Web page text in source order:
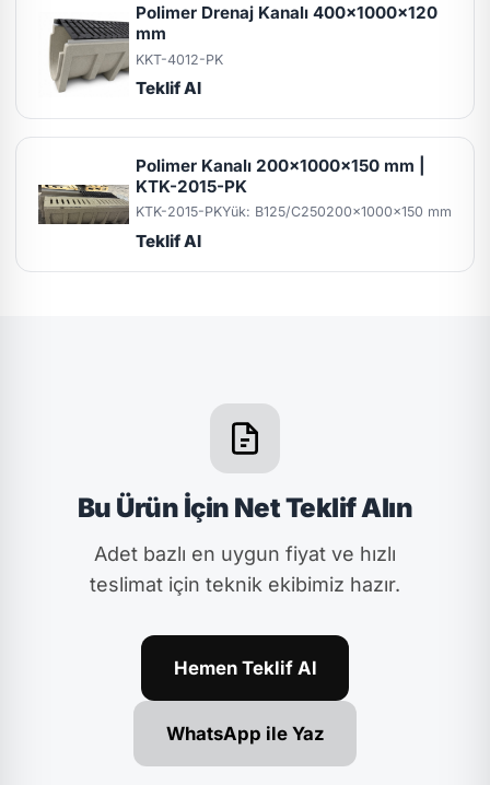
Polimer Drenaj Kanalı 400x1000x120
mm
KKT-4012-PK
Teklif Al
Polimer Kanalı 200x1000x150 mm |
KTK-2015-PK
KTK-2015-PKYük: B125/C250200x1000x150 mm
Teklif Al
Bu Ürün İçin Net Teklif Alın
Adet bazlı en uygun fiyat ve hızlı
teslimat için teknik ekibimiz hazır.
Hemen Teklif Al
WhatsApp ile Yaz